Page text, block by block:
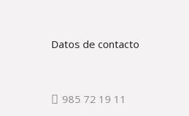
Datos de contacto
985 72 19 11